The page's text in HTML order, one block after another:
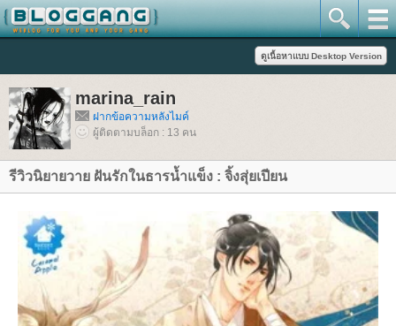
marina_rain
ฝากข้อความหลังไมค์
ผู้ติดตามบล็อก : 13 คน
รีวิวนิยายวาย ฝันรักในธารน้ำแข็ง : จิ้งสุ่ยเปียน